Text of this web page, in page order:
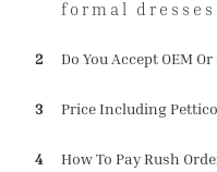
formal
2 Do You Accept OEM
3 Price Including
4 How To Pay Rush